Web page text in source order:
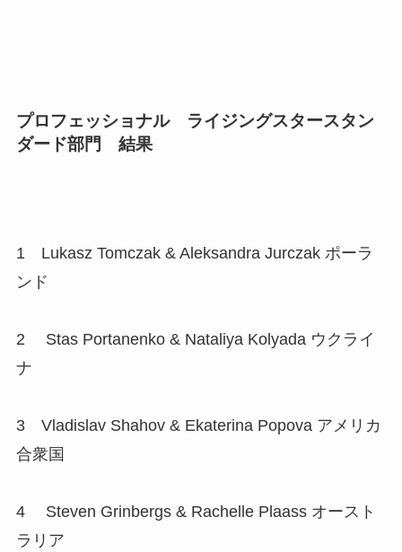
プロフェッショナル ライジングスタースタン
ダード部門 結果
1 Lukasz Tomczak & Aleksandra Jurczak ポーラ
ンド
2 Stas Portanenko & Nataliya Kolyada ウクライ
ナ
3 Vladislav Shahov & Ekaterina Popova アメリカ
合衆国
4 Steven Grinbergs & Rachelle Plaass オースト
ラリア